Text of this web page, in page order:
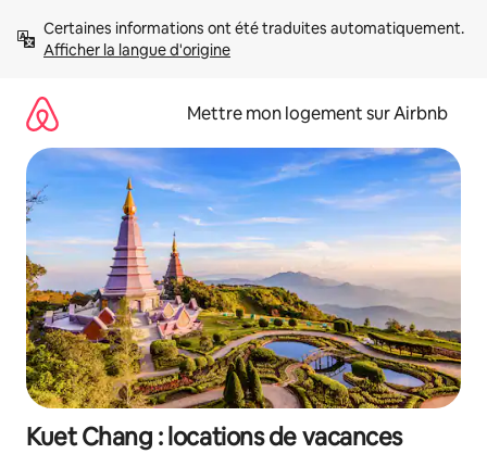
directement
Afficher la langue d'origine
Mettre mon logement sur Airbnb
Kuet Chang : locations de vacances